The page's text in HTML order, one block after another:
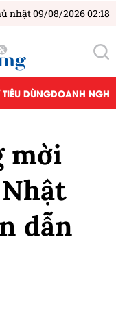
nhật 09/08/2026 02:18
DÙNGDOANH
mời
dẫn